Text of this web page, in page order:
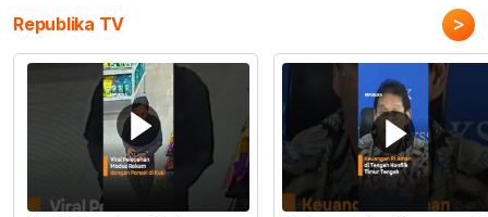
Republika TV >